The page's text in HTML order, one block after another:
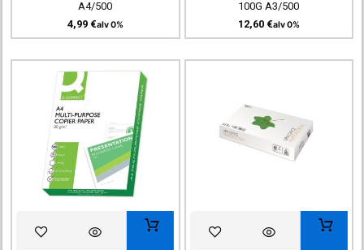
A4/500
4,99 €alv 0%
100G A3/500
12,60 €alv 0%